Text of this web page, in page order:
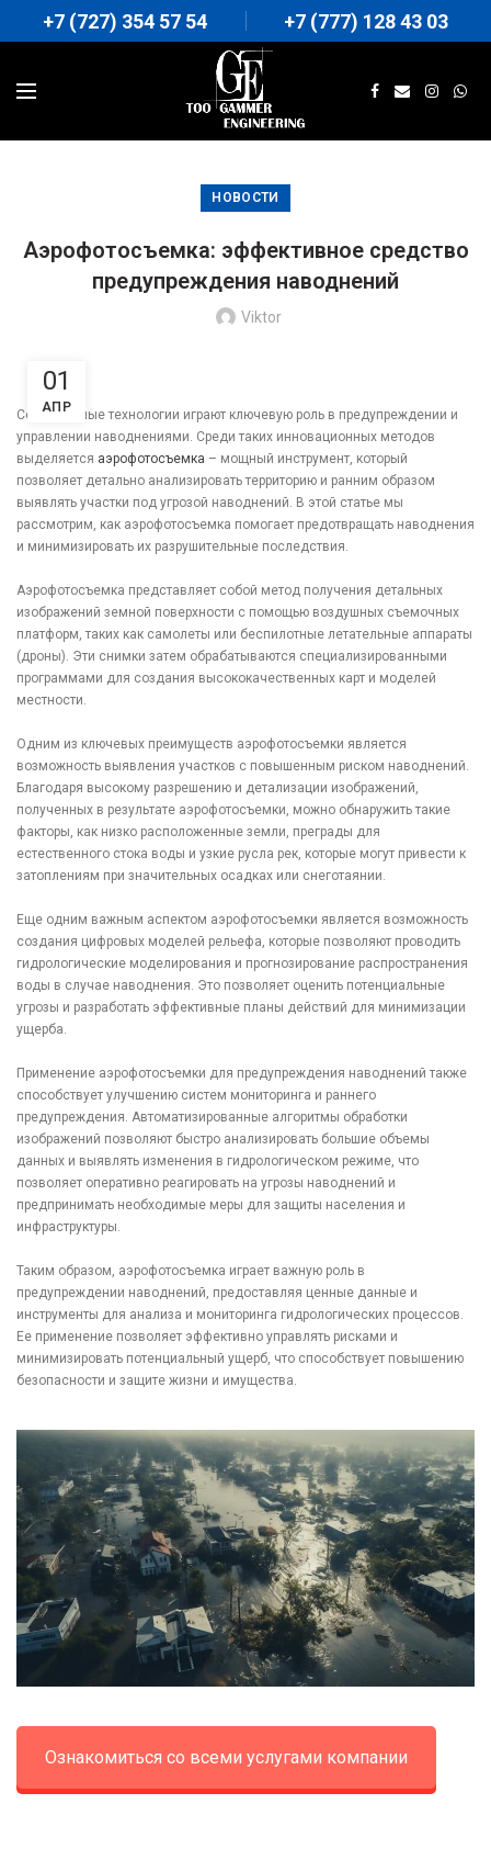
+7 (727) 354 57 54 +7 (777) 128 43 03
НОВОСТИ
Аэрофотосъемка: эффективное средство
предупреждения наводнений
Viktor
01
АПР
Современные технологии играют ключевую роль в предупреждении и
управлении наводнениями. Среди таких инновационных методов
выделяется аэрофотосъемка – мощный инструмент, который
позволяет детально анализировать территорию и ранним образом
выявлять участки под угрозой наводнений. В этой статье мы
рассмотрим, как аэрофотосъемка помогает предотвращать наводнения
и минимизировать их разрушительные последствия.
Аэрофотосъемка представляет собой метод получения детальных
изображений земной поверхности с помощью воздушных съемочных
платформ, таких как самолеты или беспилотные летательные аппараты
(дроны). Эти снимки затем обрабатываются специализированными
программами для создания высококачественных карт и моделей
местности.
Одним из ключевых преимуществ аэрофотосъемки является
возможность выявления участков с повышенным риском наводнений.
Благодаря высокому разрешению и детализации изображений,
полученных в результате аэрофотосъемки, можно обнаружить такие
факторы, как низко расположенные земли, преграды для
естественного стока воды и узкие русла рек, которые могут привести к
затоплениям при значительных осадках или снеготаянии.
Еще одним важным аспектом аэрофотосъемки является возможность
создания цифровых моделей рельефа, которые позволяют проводить
гидрологические моделирования и прогнозирование распространения
воды в случае наводнения. Это позволяет оценить потенциальные
угрозы и разработать эффективные планы действий для минимизации
ущерба.
Применение аэрофотосъемки для предупреждения наводнений также
способствует улучшению систем мониторинга и раннего
предупреждения. Автоматизированные алгоритмы обработки
изображений позволяют быстро анализировать большие объемы
данных и выявлять изменения в гидрологическом режиме, что
позволяет оперативно реагировать на угрозы наводнений и
предпринимать необходимые меры для защиты населения и
инфраструктуры.
Таким образом, аэрофотосъемка играет важную роль в
предупреждении наводнений, предоставляя ценные данные и
инструменты для анализа и мониторинга гидрологических процессов.
Ее применение позволяет эффективно управлять рисками и
минимизировать потенциальный ущерб, что способствует повышению
безопасности и защите жизни и имущества.
Ознакомиться со всеми услугами компании